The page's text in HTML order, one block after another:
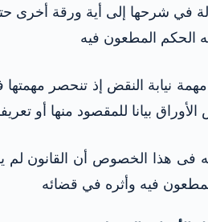
في شرحها إلى أية ورقة
الحكم المطعون فيه
نيابة النقض إذ تنحصر
بيانا للمقصود منها أو
فى هذا الخصوص أن القانون
فيه وأثره في قضائه